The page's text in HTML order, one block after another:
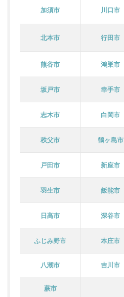
加須市 川口市
北本市 行田市
熊谷市 鴻巣市
坂戸市 幸手市
志木市 白岡市
秩父市 鶴ヶ島市
戸田市 新座市
羽生市 飯能市
日高市 深谷市
ふじみ野市 本庄市
八潮市 吉川市
蕨市